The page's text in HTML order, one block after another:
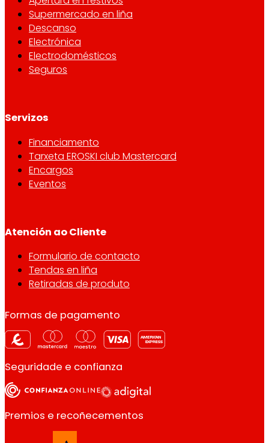
Supermercado en liña
Descanso
Electrónica
Electrodomésticos
Seguros
Servizos
Financiamento
Tarxeta EROSKI club Mastercard
Encargos
Eventos
Atención ao Cliente
Formulario de contacto
Tendas en liña
Retiradas de produto
Formas de pagamento
Seguridade e confianza
Premios e recoñecementos